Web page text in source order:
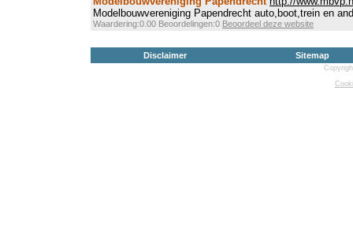
Modelbouwvereniging Papendrecht auto,boot,trein en
Waardering:0.00 Beoordelingen:0 Beoordeel deze website
Disclaimer Sitemap